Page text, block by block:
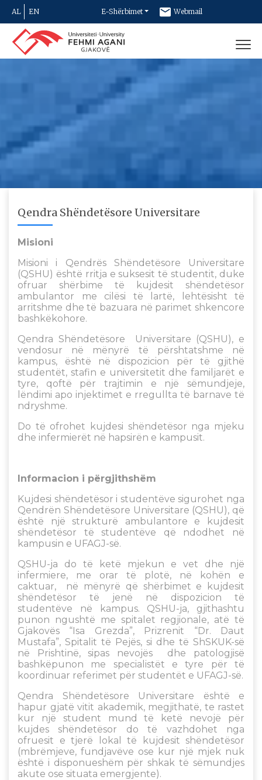
AL EN E-Shërbimet Webmail
Newsletter
Qendra Shëndetësore Universitare
Misioni
Misioni i Qendrës Shëndetësore Universitare
(QSHU) është rritja e suksesit të studentit, duke
ofruar shërbime të kujdesit shëndetësor
ambulantor me cilësi të lartë, lehtësisht të
arritshme dhe të bazuara në parimet shkencore
bashkëkohore.
Qendra Shëndetësore Universitare (QSHU), e
vendosur në mënyrë të përshtatshme në
kampus, është në dispozicion për të gjithë
studentët, stafin e universitetit dhe familjarët e
tyre, qoftë për trajtimin e një sëmundjeje,
lëndimi apo injektimet e rregullta të barnave të
ndryshme.
Do të ofrohet kujdesi shëndetësor nga mjeku
dhe infermierët në hapsirën e kampusit.
Informacion i përgjithshëm
Kujdesi shëndetësor i studentëve sigurohet nga
Qendrën Shëndetësore Universitare (QSHU), që
është një strukturë ambulantore e kujdesit
shëndetësor të studentëve që ndodhet në
kampusin e UFAGJ-së.
QSHU-ja do të ketë mjekun e vet dhe një
infermiere, me orar të plotë, në kohën e
caktuar, në mënyrë që shërbimet e kujdesit
shëndetësor të jenë në dispozicion të
studentëve në kampus. QSHU-ja, gjithashtu
punon ngushtë me spitalet regjionale, atë të
Gjakovës “Isa Grezda”, Prizrenit “Dr. Daut
Mustafa”, Spitalit të Pejës, si dhe të ShSKUK-së
në Prishtinë, sipas nevojës dhe patologjisë
bashkëpunon me specialistët e tyre për të
koordinuar referimet për studentët e UFAGJ-së.
Qendra Shëndetësore Universitare është e
hapur gjatë vitit akademik, megjithatë, te rastet
kur një student mund të ketë nevojë për
kujdes shëndetësor do të vazhdohet nga
ofruesit e tjerë lokal të kujdesit shëndetësor
(mbrëmjeve, fundjavëve ose kur një mjek nuk
është i disponueshëm për shkak të sëmundjes
akute ose situata emergjente).